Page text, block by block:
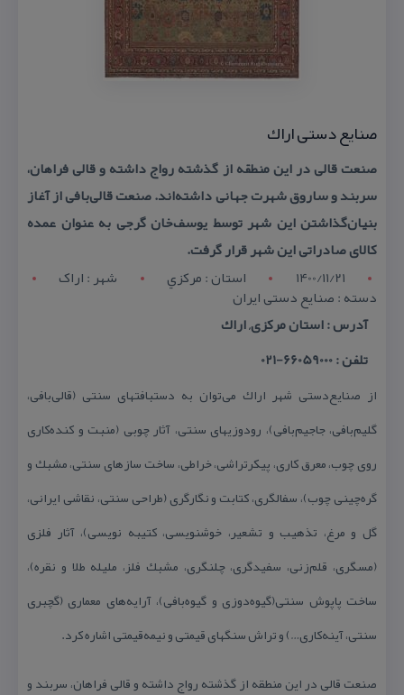
صنایع دستی اراك
صنعت قالی در این منطقه از گذشته رواج داشته و قالی فراهان،
سربند و ساروق شهرت جهانی داشته‌اند. صنعت قالی‌بافی از آغاز
بنیان‌گذاشتن این شهر توسط یوسف‌خان گرجی به عنوان عمده
كالای صادراتی این شهر قرار گرفت.
1400/11/21
استان : مرکزي شهر : اراک
دسته : صنایع دستی ایران
آدرس : استان مركزی, اراك
تلفن : 66059000-021
از صنایع‌دستی شهر اراك می‌توان به دستبافتهای سنتی (قالی‌بافی،
گلیم‌بافی، جاجیم‌بافی)، رودوزیهای سنتی، آثار چوبی (منبت و كنده‌كاری
روی چوب، معرق كاری، پیكرتراشی، خراطی، ساخت سازهای سنتی، مشبك و
گره‌چینی چوب)، سفالگری، كتابت و نگارگری (طراحی سنتی، نقاشی ایرانی،
گل و مرغ، تذهیب و تشعیر، خوشنویسی، كتیبه نویسی)، آثار فلزی
(مسگری، قلم‌زنی، سفیدگری، چلنگری، مشبك فلز، ملیله طلا و نقره)،
ساخت پاپوش سنتی(گیوه‌دوزی و گیوه‌بافی)، آرایه‌های معماری (گچبری
سنتی، آینه‌كاری…) و تراش سنگهای قیمتی و نیمه‌قیمتی اشاره كرد.
صنعت قالی در این منطقه از گذشته رواج داشته و قالی فراهان، سربند و